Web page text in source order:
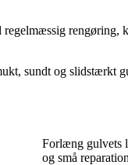
sundt og slidstærkt
Forlæng gulvets
og små